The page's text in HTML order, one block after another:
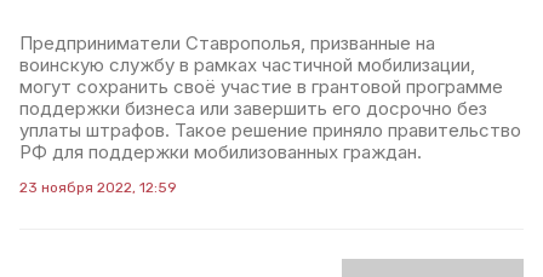
Предприниматели Ставрополья, призванные на
воинскую службу в рамках частичной мобилизации,
могут сохранить своё участие в грантовой программе
поддержки бизнеса или завершить его досрочно без
уплаты штрафов. Такое решение приняло правительство
РФ для поддержки мобилизованных граждан.
23 ноября 2022, 12:59